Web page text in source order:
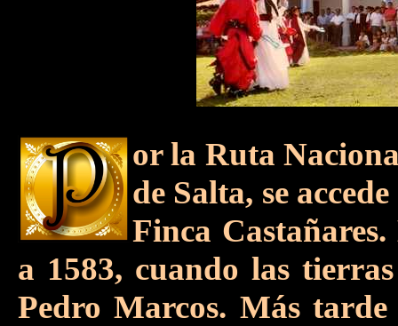
or la Ruta
de Salta, se
Finca Castañares.
a 1583, cuando las
Pedro Marcos. Más